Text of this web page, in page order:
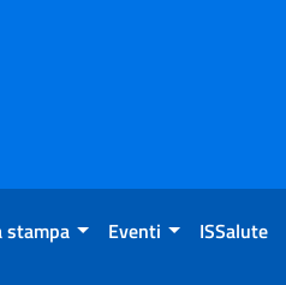
stampa Eventi ISSalute